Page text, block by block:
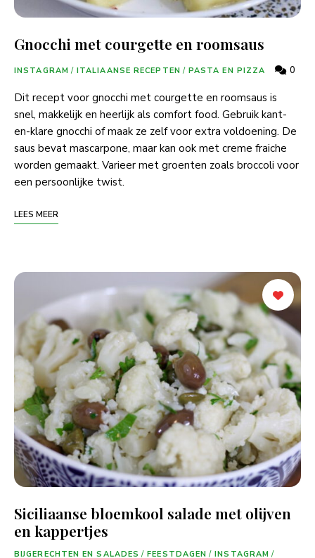
Gnocchi met courgette en roomsaus
INSTAGRAM / ITALIAANSE RECEPTEN / PASTA EN PIZZA 0
Dit recept voor gnocchi met courgette en roomsaus is
snel, makkelijk en heerlijk als comfort food. Gebruik kant-
en-klare gnocchi of maak ze zelf voor extra voldoening. De
saus bevat mascarpone, maar kan ook met creme fraiche
worden gemaakt. Varieer met groenten zoals broccoli voor
een persoonlijke twist.
LEES MEER
Siciliaanse bloemkool salade met olijven
en kappertjes
BIJGERECHTEN EN SALADES / FEESTDAGEN / INSTAGRAM /